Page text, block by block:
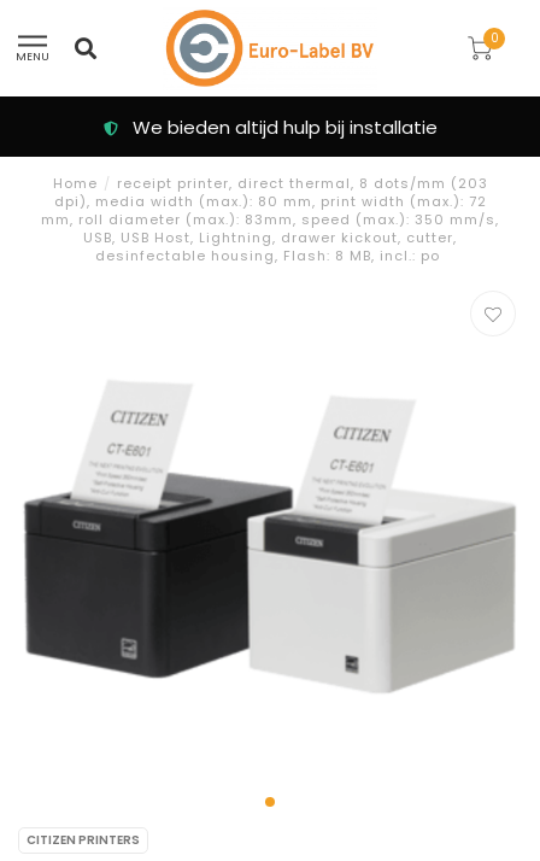
MENU
0
We bieden altijd hulp bij installatie
Home / receipt printer, direct thermal, 8 dots/mm (203
dpi), media width (max.): 80 mm, print width (max.): 72
mm, roll diameter (max.): 83mm, speed (max.): 350 mm/s,
USB, USB Host, Lightning, drawer kickout, cutter,
desinfectable housing, Flash: 8 MB, incl.: po
CITIZEN PRINTERS